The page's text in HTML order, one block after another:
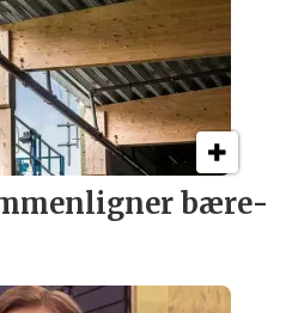
bære­